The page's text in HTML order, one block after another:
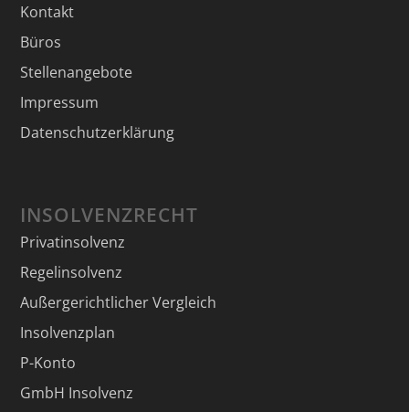
Kontakt
Büros
Stellenangebote
Impressum
Datenschutzerklärung
INSOLVENZRECHT
Privatinsolvenz
Regelinsolvenz
Außergerichtlicher Vergleich
Insolvenzplan
P-Konto
GmbH Insolvenz